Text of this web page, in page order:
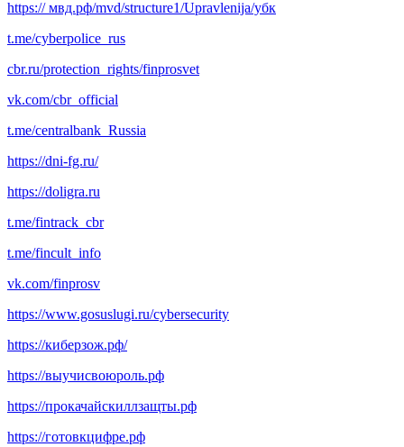
https:// мвд.рф/mvd/structure1/Upravlenija/убк
t.me/cyberpolice_rus
cbr.ru/protection_rights/finprosvet
vk.com/cbr_official
t.me/centralbank_Russia
https://dni-fg.ru/
https://doligra.ru
t.me/fintrack_cbr
t.me/fincult_info
vk.com/finprosv
https://www.gosuslugi.ru/cybersecurity
https://киберзож.рф/
https://выучисвоюроль.рф
https://прокачайскиллзащты.рф
https://готовкцифре.рф